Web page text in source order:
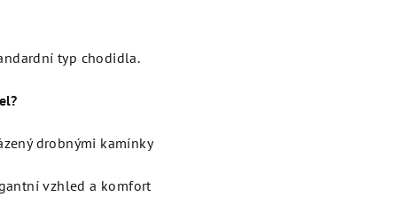
typ chodidla.
drobnými kamínky
vzhled a komfort